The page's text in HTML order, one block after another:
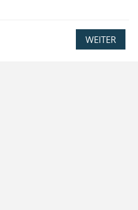
WEITER